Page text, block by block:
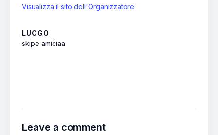
Visualizza il sito dell'Organizzatore
LUOGO
skipe amiciaa
Leave a comment